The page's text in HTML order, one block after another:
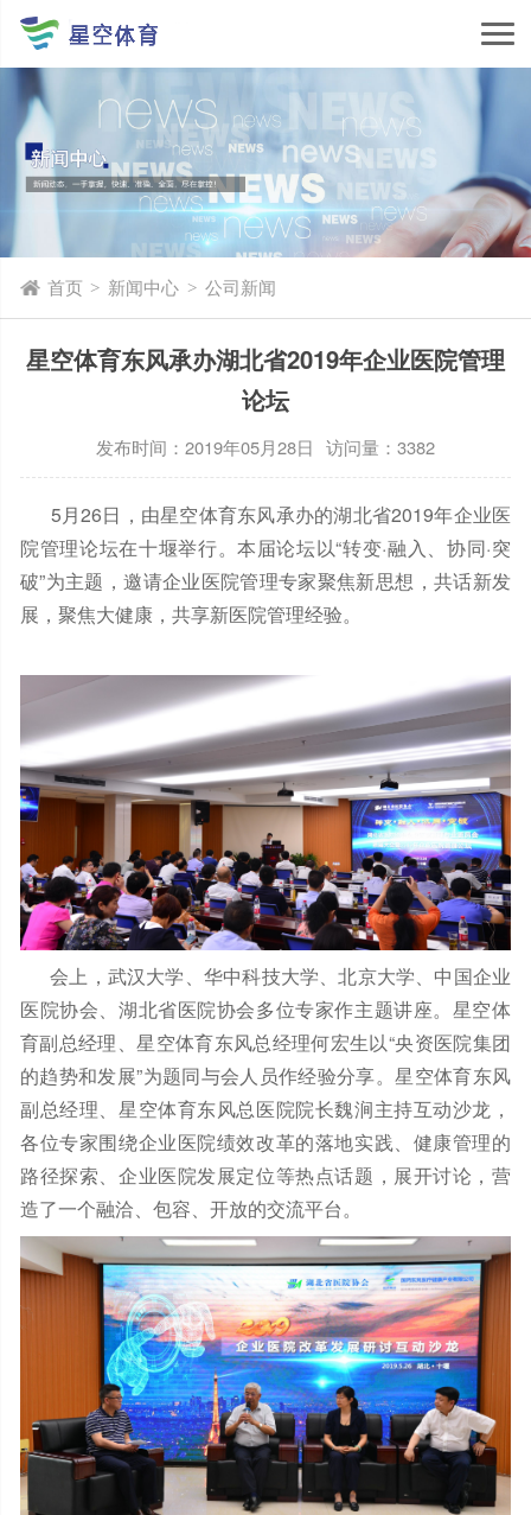
首页 > 新闻中心 > 公司新闻
星空体育东风承办湖北省2019年企业医院管理
论坛
发布时间：2019年05月28日 访问量：3382
5月26日，由星空体育东风承办的湖北省2019年企业医
院管理论坛在十堰举行。本届论坛以“转变·融入、协同·突
破”为主题，邀请企业医院管理专家聚焦新思想，共话新发
展，聚焦大健康，共享新医院管理经验。
会上，武汉大学、华中科技大学、北京大学、中国企业
医院协会、湖北省医院协会多位专家作主题讲座。星空体
育副总经理、星空体育东风总经理何宏生以“央资医院集团
的趋势和发展”为题同与会人员作经验分享。星空体育东风
副总经理、星空体育东风总医院院长魏涧主持互动沙龙，
各位专家围绕企业医院绩效改革的落地实践、健康管理的
路径探索、企业医院发展定位等热点话题，展开讨论，营
造了一个融洽、包容、开放的交流平台。